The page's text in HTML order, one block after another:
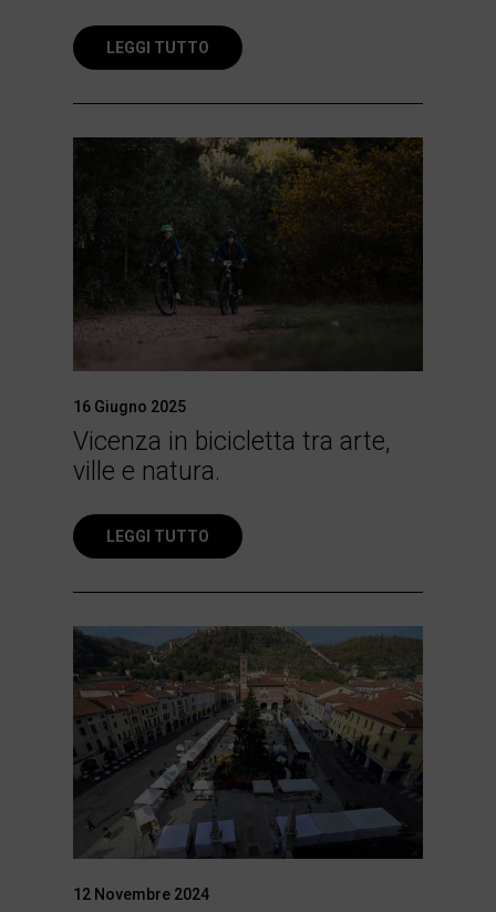
LEGGI TUTTO
16 Giugno 2025
Vicenza in bicicletta tra arte,
ville e natura.
LEGGI TUTTO
12 Novembre 2024